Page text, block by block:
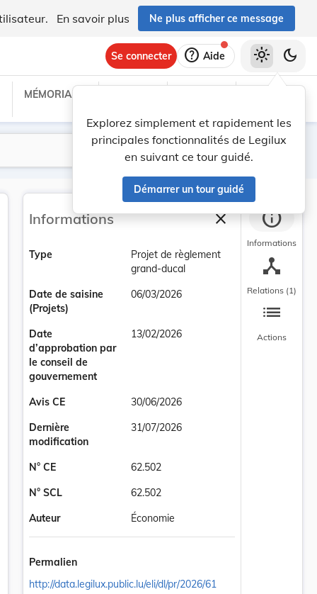
En savoir plus Ne plus afficher ce message
Se connecter help Aide
Explorez simplement et rapidement les
principales fonctionnalités de Legilux
en suivant ce tour guidé.
Démarrer un tour guidé
light_mode dark_mode
MÉMORIAL C
Lancer la recherche
Filtres
Informations closeFermer la barre
Type
Projet de règlement
grand-ducal
Date de saisine
(Projets)
06/03/2026
Date
d’approbation par
le conseil de
gouvernement
13/02/2026
Avis CE
30/06/2026
Dernière
modification
31/07/2026
N° CE
62.502
N° SCL
62.502
Auteur
Économie
Permalien
http://data.legilux.public.lu/eli/dl/pr/2026/61
info
Informations
device_hub
Relations (1)
list
Actions